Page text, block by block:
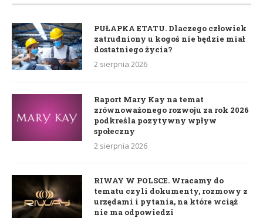
PUŁAPKA ETATU. Dlaczego człowiek
zatrudniony u kogoś nie będzie miał
dostatniego życia?
2 sierpnia 2026
Raport Mary Kay na temat
zrównoważonego rozwoju za rok 2026
podkreśla pozytywny wpływ
społeczny
2 sierpnia 2026
RIWAY W POLSCE. Wracamy do
tematu czyli dokumenty, rozmowy z
urzędami i pytania, na które wciąż
nie ma odpowiedzi